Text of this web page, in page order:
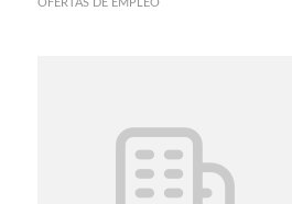
OFERTAS DE EMPLEO